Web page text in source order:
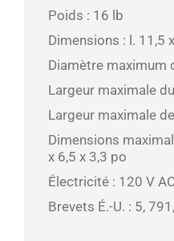
Poids : 16 lb
Dimensions : l. 11,5
Diamètre maximum
Largeur maximale
Largeur maximale
Dimensions
x 6,5 x 3,3 po
Électricité : 120 V
Brevets É.-U. : 5,